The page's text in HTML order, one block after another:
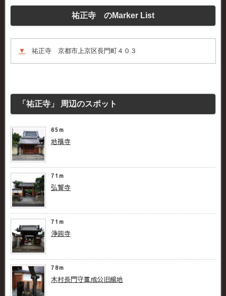
祐正寺 のMarker List
▼ 祐正寺 京都市上京区長門町４０３
「祐正寺」 周辺のスポット
65m
地福寺
71m
弘誓寺
71m
浄圓寺
78m
木村長門守重成公旧館地